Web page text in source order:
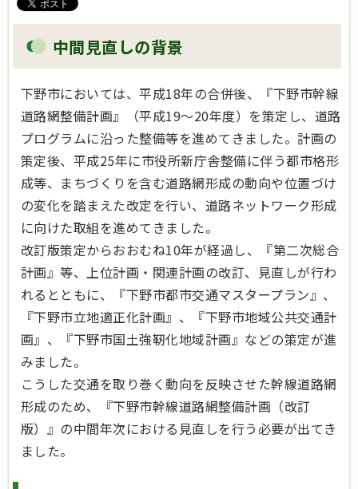
中間見直しの背景
下野市においては、平成18年の合併後、『下野市幹線
道路網整備計画』（平成19～20年度）を策定し、道路
プログラムに沿った整備等を進めてきました。計画の
策定後、平成25年に市役所新庁舎整備に伴う都市格形
成等、まちづくりを含む道路網形成の動向や位置づけ
の変化を踏まえた改定を行い、道路ネットワーク形成
に向けた取組を進めてきました。
改訂版策定からおおむね10年が経過し、『第二次総合
計画』等、上位計画・関連計画の改訂、見直しが行わ
れるとともに、『下野市都市交通マスタープラン』、
『下野市立地適正化計画』、『下野市地域公共交通計
画』、『下野市国土強靭化地域計画』などの策定が進
みました。
こうした交通を取り巻く動向を反映させた幹線道路網
形成のため、『下野市幹線道路網整備計画（改訂
版）』の中間年次における見直しを行う必要が出てき
ました。